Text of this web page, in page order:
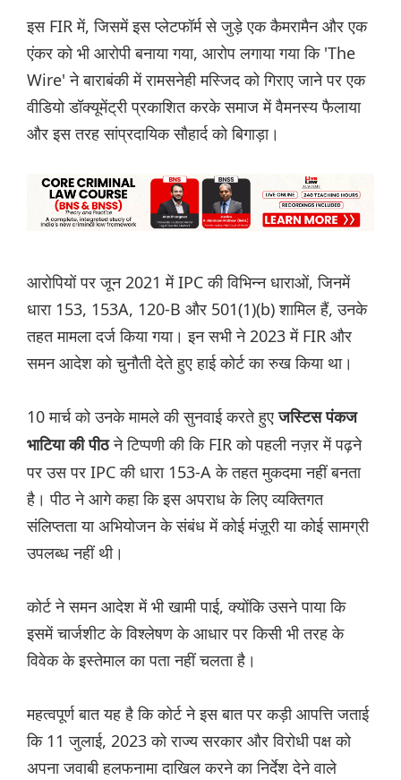
इस FIR में, जिसमें इस प्लेटफॉर्म से जुड़े एक कैमरामैन और एक
एंकर को भी आरोपी बनाया गया, आरोप लगाया गया कि 'The
Wire' ने बाराबंकी में रामसनेही मस्जिद को गिराए जाने पर एक
वीडियो डॉक्यूमेंट्री प्रकाशित करके समाज में वैमनस्य फैलाया
और इस तरह सांप्रदायिक सौहार्द को बिगाड़ा।
आरोपियों पर जून 2021 में IPC की विभिन्न धाराओं, जिनमें
धारा 153, 153A, 120-B और 501(1)(b) शामिल हैं, उनके
तहत मामला दर्ज किया गया। इन सभी ने 2023 में FIR और
समन आदेश को चुनौती देते हुए हाई कोर्ट का रुख किया था।
10 मार्च को उनके मामले की सुनवाई करते हुएजस्टिस पंकज
भाटिया की पीठने टिप्पणी की कि FIR को पहली नज़र में पढ़ने
पर उस पर IPC की धारा 153-A के तहत मुकदमा नहीं बनता
है। पीठ ने आगे कहा कि इस अपराध के लिए व्यक्तिगत
संलिप्तता या अभियोजन के संबंध में कोई मंज़ूरी या कोई सामग्री
उपलब्ध नहीं थी।
कोर्ट ने समन आदेश में भी खामी पाई, क्योंकि उसने पाया कि
इसमें चार्जशीट के विश्लेषण के आधार पर किसी भी तरह के
विवेक के इस्तेमाल का पता नहीं चलता है।
महत्वपूर्ण बात यह है कि कोर्ट ने इस बात पर कड़ी आपत्ति जताई
कि 11 जुलाई, 2023 को राज्य सरकार और विरोधी पक्ष को
अपना जवाबी हलफनामा दाखिल करने का निर्देश देने वाले